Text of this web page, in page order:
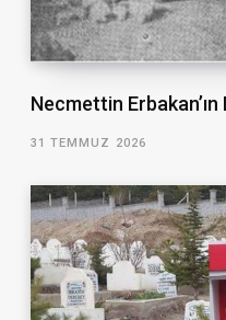
Necmettin
31 TEMMUZ 2026